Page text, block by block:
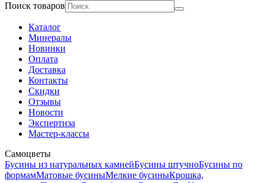
Поиск товаров
Каталог
Минералы
Новинки
Оплата
Доставка
Контакты
Скидки
Отзывы
Новости
Экспертиза
Мастер-классы
Самоцветы
Бусины из натуральных камнейБусины штучноБусины по
формамМатовые бусиныМелкие бусиныКрошка,